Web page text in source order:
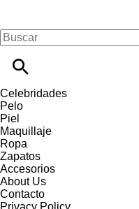
Celebridades
Pelo
Piel
Maquillaje
Ropa
Zapatos
Accesorios
About Us
Contacto
Privacy Policy